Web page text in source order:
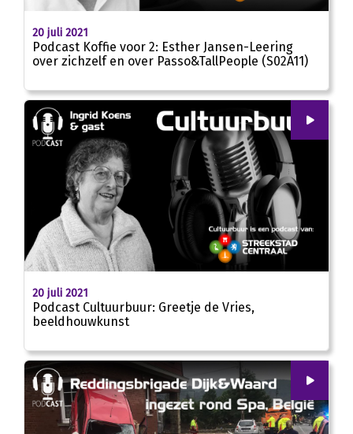
20 juli 2021
Podcast Koffie voor 2: Esther Jansen-Leering
over zichzelf en over Passo&TallPeople (S02A11)
22:06
20 juli 2021
Podcast Cultuurbuur: Greetje de Vries,
beeldhouwkunst
00:00